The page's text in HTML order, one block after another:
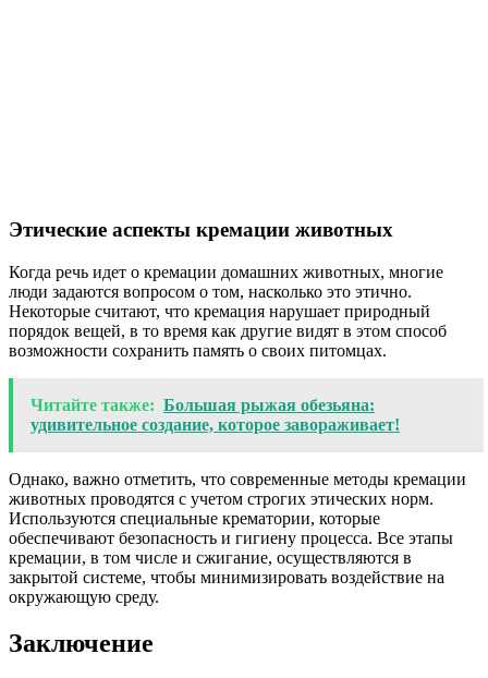
Этические аспекты кремации животных
Когда речь идет о кремации домашних животных, многие
люди задаются вопросом о том, насколько это этично.
Некоторые считают, что кремация нарушает природный
порядок вещей, в то время как другие видят в этом способ
возможности сохранить память о своих питомцах.
Читайте также: Большая рыжая обезьяна:
удивительное создание, которое завораживает!
Однако, важно отметить, что современные методы кремации
животных проводятся с учетом строгих этических норм.
Используются специальные крематории, которые
обеспечивают безопасность и гигиену процесса. Все этапы
кремации, в том числе и сжигание, осуществляются в
закрытой системе, чтобы минимизировать воздействие на
окружающую среду.
Заключение